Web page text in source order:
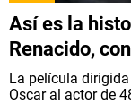
Así es la
Renacido,
La película
Oscar al actor de